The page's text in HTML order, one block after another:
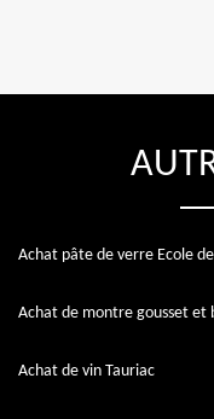
Achat pâte de verre Ecole
Achat de montre gousset et
Achat de vin Tauriac